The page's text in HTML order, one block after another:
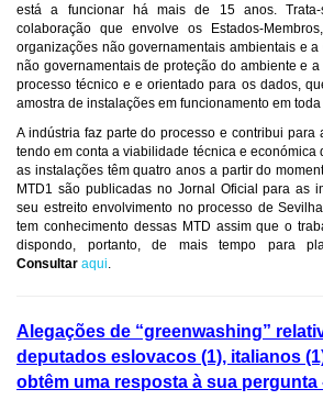
está a funcionar há mais de 15 anos.
colaboração que envolve os Estados-
organizações não governamentais ambientais e
não governamentais de proteção do ambiente e
processo técnico e e orientado para os dados,
amostra de instalações em funcionamento em toda
A indústria faz parte do processo e contribui para
tendo em conta a viabilidade técnica e económica
as instalações têm quatro anos a partir do
MTD1 são publicadas no Jornal Oficial para as
seu estreito envolvimento no processo de
tem conhecimento dessas MTD assim que o
dispondo, portanto, de mais tempo para
Consultar aqui.
Alegações de “greenwashing”
deputados eslovacos (1), italianos
obtêm uma resposta à sua pergunta